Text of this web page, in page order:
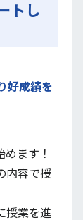
トし
好成績を
ます！
内容で授
授業を進